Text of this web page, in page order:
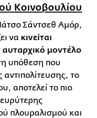
Κοινοβουλίου
Σάντσεθ Αμόρ,
να κινείται
μοντέλο
υπόθεση που
το
αποτελεί το πιο
πλουραλισμού και